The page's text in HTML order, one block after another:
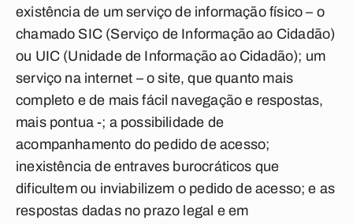
existência de um serviço de informação físico – o
chamado SIC (Serviço de Informação ao Cidadão)
ou UIC (Unidade de Informação ao Cidadão); um
serviço na internet – o site, que quanto mais
completo e de mais fácil navegação e respostas,
mais pontua -; a possibilidade de
acompanhamento do pedido de acesso;
inexistência de entraves burocráticos que
dificultem ou inviabilizem o pedido de acesso; e as
respostas dadas no prazo legal e em